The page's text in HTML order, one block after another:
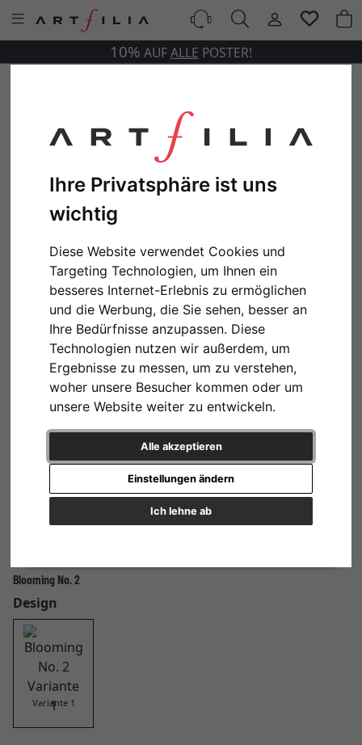
Ihre Privatsphäre ist uns
wichtig
Diese Website verwendet Cookies und
Targeting Technologien, um Ihnen ein
besseres Internet-Erlebnis zu ermöglichen
und die Werbung, die Sie sehen, besser an
Ihre Bedürfnisse anzupassen. Diese
Technologien nutzen wir außerdem, um
Ergebnisse zu messen, um zu verstehen,
woher unsere Besucher kommen oder um
unsere Website weiter zu entwickeln.
Alle akzeptieren
Ich lehne ab
Einstellungen ändern
10% AUFALLE POSTER!
Blooming No. 2
Design
Variante 1